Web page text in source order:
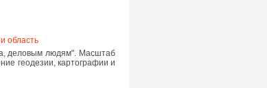
область
деловым людям". Масштаб
геодезии, картографии и